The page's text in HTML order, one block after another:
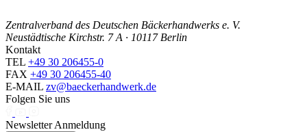
Zentralverband des Deutschen Bäckerhandwerks e. V.
Neustädtische Kirchstr. 7 A · 10117 Berlin
Kontakt
TEL +49 30 206455-0
FAX +49 30 206455-40
E-MAIL zv@baeckerhandwerk.de
Folgen Sie uns
Newsletter Anmeldung